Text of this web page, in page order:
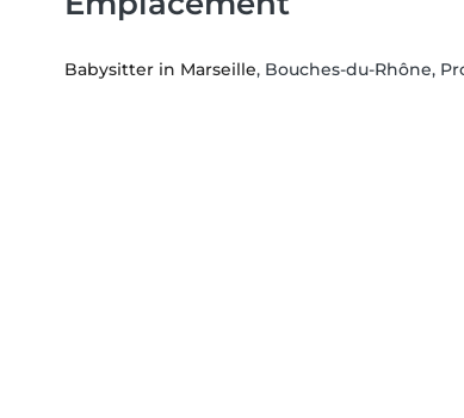
Babysitter in Marseille, Bouches-du-Rhône,